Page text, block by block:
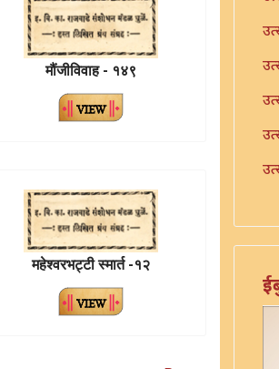
मौंजीविवाह - १४९
महेश्वरभट्टी स्मार्त -१२